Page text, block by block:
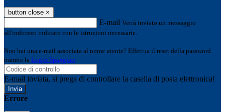
button close ×
E-mail Verrà inviato un messaggio
all'indirizzo indicato con le istruzioni necessarie.
Non hai una e-mail associata al nome utente? Effettua il reset della password
tramite la Login Spaggiari
E-mail inviata, si prega di controllare la casella di posta elettronica!
Errore